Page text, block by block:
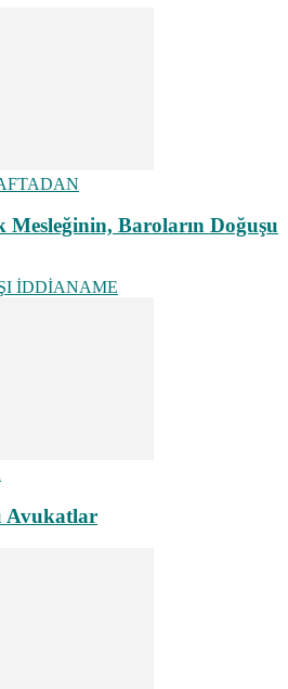
Mesleğinin, Baroların Doğuşu
İDDİANAME
Avukatlar